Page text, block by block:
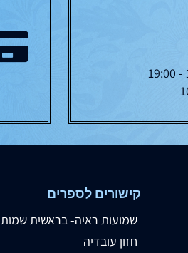
קישורים לספרים
שמועות ראיה- בראשית שמות
חזון עובדיה